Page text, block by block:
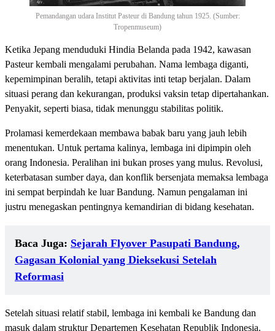
Pemandangan udara Institut Pasteur di Bandung tahun 1925. (Sumber:
Tropenmuseum)
Ketika Jepang menduduki Hindia Belanda pada 1942, kawasan
Pasteur kembali mengalami perubahan. Nama lembaga diganti,
kepemimpinan beralih, tetapi aktivitas inti tetap berjalan. Dalam
situasi perang dan kekurangan, produksi vaksin tetap dipertahankan.
Penyakit, seperti biasa, tidak menunggu stabilitas politik.
Prolamasi kemerdekaan membawa babak baru yang jauh lebih
menentukan. Untuk pertama kalinya, lembaga ini dipimpin oleh
orang Indonesia. Peralihan ini bukan proses yang mulus. Revolusi,
keterbatasan sumber daya, dan konflik bersenjata memaksa lembaga
ini sempat berpindah ke luar Bandung. Namun pengalaman ini
justru menegaskan pentingnya kemandirian di bidang kesehatan.
Baca Juga: Sejarah Flyover Pasupati Bandung,
Gagasan Kolonial yang Dieksekusi Setelah
Reformasi
Setelah situasi relatif stabil, lembaga ini kembali ke Bandung dan
masuk dalam struktur Departemen Kesehatan Republik Indonesia.